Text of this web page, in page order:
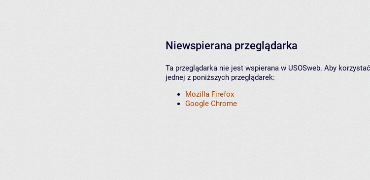
Niewspierana przeglądarka
Ta przeglądarka nie jest wspierana w USOSweb. Aby
jednej z poniższych przeglądarek:
Mozilla Firefox
Google Chrome